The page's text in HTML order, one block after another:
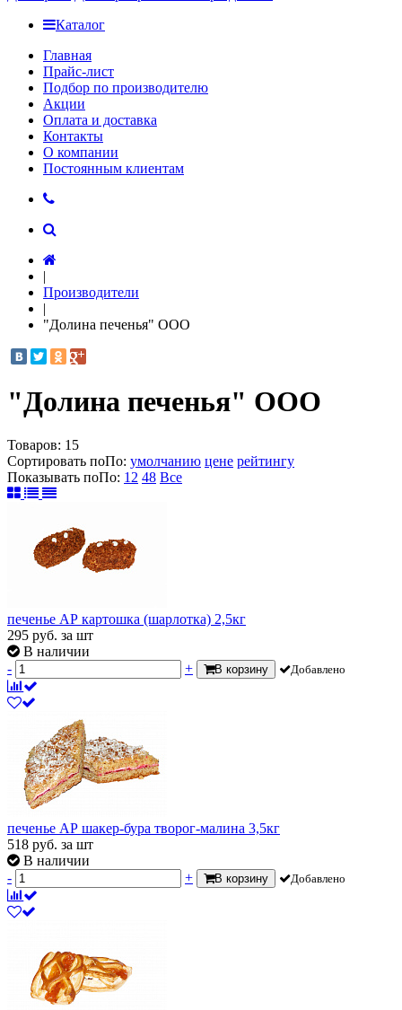
Каталог
Главная
Прайс-лист
Подбор по производителю
Акции
Оплата и доставка
Контакты
О компании
Постоянным клиентам
|
Производители
|
"Долина печенья" ООО
"Долина печенья" ООО
Товаров: 15
Сортировать поПо: умолчанию цене рейтингу
Показывать поПо: 12 48 Все
печенье АР картошка (шарлотка) 2,5кг
295 руб. за шт
В наличии
-
+ В корзину Добавлено
печенье АР шакер-бура творог-малина 3,5кг
518 руб. за шт
В наличии
-
+ В корзину Добавлено